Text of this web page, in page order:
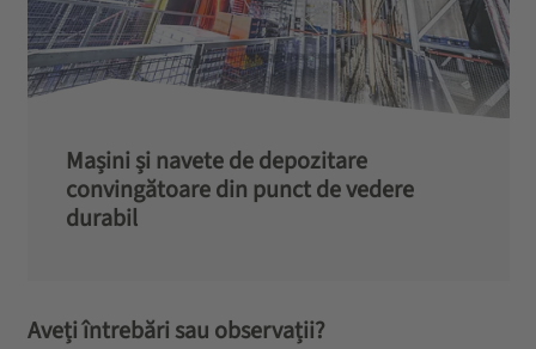
Mașini și navete de depozitare
convingătoare din punct de vedere
durabil
Aveți întrebări sau observații?